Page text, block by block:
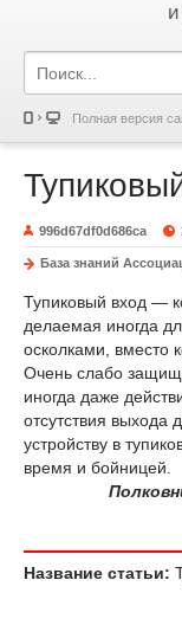
Полная версия
996d67df0d686ca
База знаний
Тупиковый вход —
делаемая иногда
осколками, вместо
Очень слабо
иногда даже
отсутствия выхода
устройству в
время и бойницей.
Название статьи: